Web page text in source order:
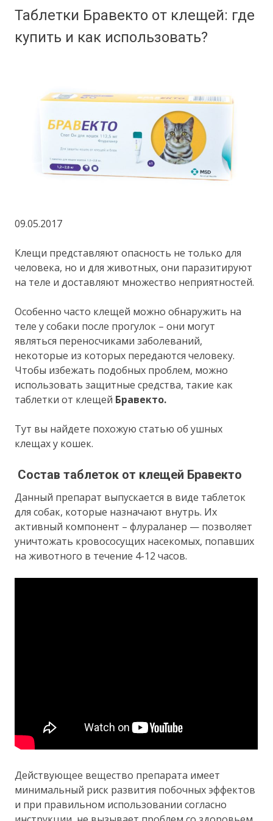
Таблетки Бравекто от клещей: где
купить и как использовать?
09.05.2017
Клещи представляют опасность не только для
человека, но и для животных, они паразитируют
на теле и доставляют множество неприятностей.
Особенно часто клещей можно обнаружить на
теле у собаки после прогулок – они могут
являться переносчиками заболеваний,
некоторые из которых передаются человеку.
Чтобы избежать подобных проблем, можно
использовать защитные средства, такие как
таблетки от клещей Бравекто.
Тут вы найдете похожую статью об ушных
клещах у кошек.
Состав таблеток от клещей Бравекто
Данный препарат выпускается в виде таблеток
для собак, которые назначают внутрь. Их
активный компонент – флураланер — позволяет
уничтожать кровососущих насекомых, попавших
на животного в течение 4-12 часов.
Действующее вещество препарата имеет
минимальный риск развития побочных эффектов
и при правильном использовании согласно